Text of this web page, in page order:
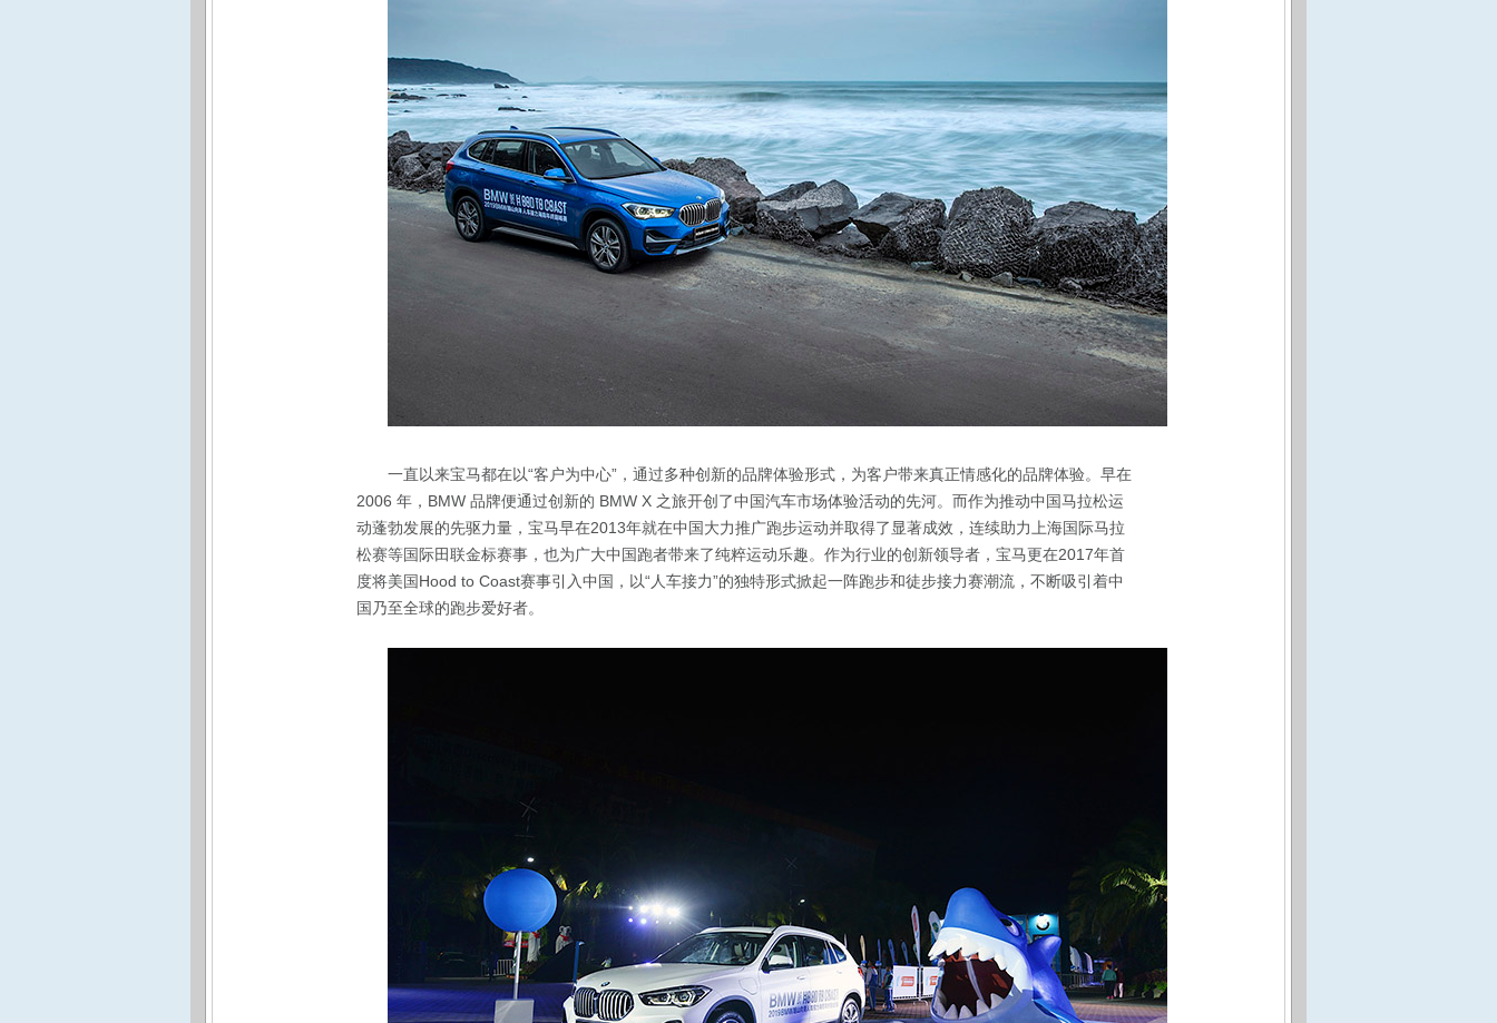
一直以来宝马都在以“客户为中心”，通过多种创新的品牌体验形式，为客户带来真正情感化的品牌体验。早在
2006 年，BMW 品牌便通过创新的 BMW X 之旅开创了中国汽车市场体验活动的先河。而作为推动中国马拉松运
动蓬勃发展的先驱力量，宝马早在2013年就在中国大力推广跑步运动并取得了显著成效，连续助力上海国际马拉
松赛等国际田联金标赛事，也为广大中国跑者带来了纯粹运动乐趣。作为行业的创新领导者，宝马更在2017年首
度将美国Hood to Coast赛事引入中国，以“人车接力”的独特形式掀起一阵跑步和徒步接力赛潮流，不断吸引着中
国乃至全球的跑步爱好者。